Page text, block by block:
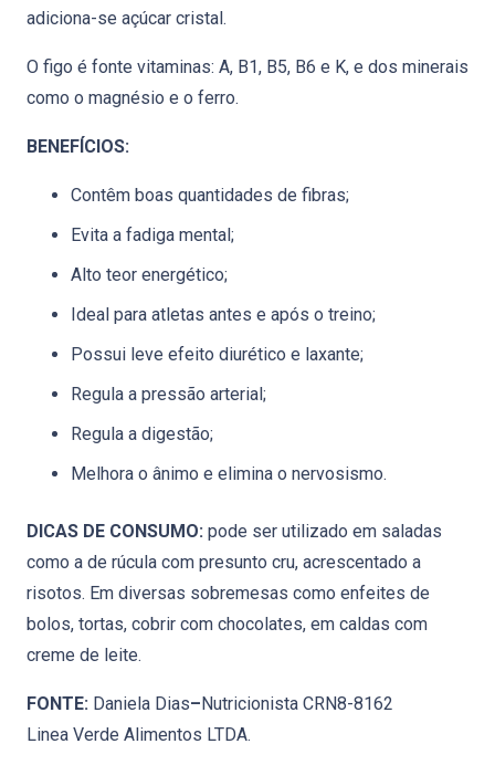
adiciona-se açúcar cristal.
O figo é fonte vitaminas: A, B1, B5, B6 e K, e dos minerais
como o magnésio e o ferro.
BENEFÍCIOS:
Contêm boas quantidades de fibras;
Evita a fadiga mental;
Alto teor energético;
Ideal para atletas antes e após o treino;
Possui leve efeito diurético e laxante;
Regula a pressão arterial;
Regula a digestão;
Melhora o ânimo e elimina o nervosismo.
DICAS DE CONSUMO: pode ser utilizado em saladas
como a de rúcula com presunto cru, acrescentado a
risotos. Em diversas sobremesas como enfeites de
bolos, tortas, cobrir com chocolates, em caldas com
creme de leite.
FONTE: Daniela Dias–Nutricionista CRN8-8162
Linea Verde Alimentos LTDA.